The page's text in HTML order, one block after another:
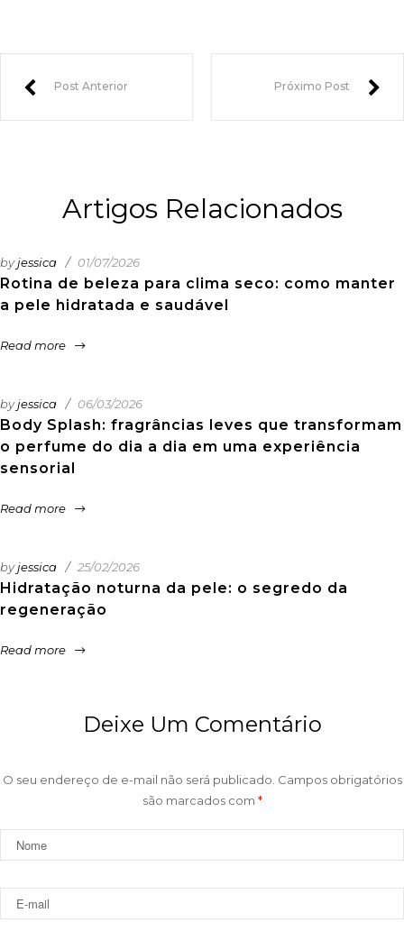
Post Anterior Próximo Post
Artigos Relacionados
Rotina de beleza para clima seco: como manter
a pele hidratada e saudável
byjessica 01/07/2026
Read more
Body Splash: fragrâncias leves que transformam
o perfume do dia a dia em uma experiência
sensorial
byjessica 06/03/2026
Read more
Hidratação noturna da pele: o segredo da
regeneração
byjessica 25/02/2026
Read more
Deixe Um Comentário
O seu endereço de e-mail não será publicado. Campos obrigatórios
são marcados com *